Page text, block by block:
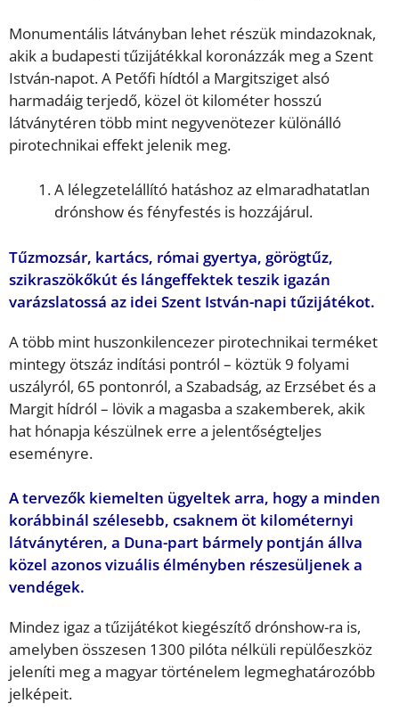
Monumentális látványban lehet részük mindazoknak,
akik a budapesti tűzijátékkal koronázzák meg a Szent
István-napot. A Petőfi hídtól a Margitsziget alsó
harmadáig terjedő, közel öt kilométer hosszú
látványtéren több mint negyvenötezer különálló
pirotechnikai effekt jelenik meg.
A lélegzetelállító hatáshoz az elmaradhatatlan
drónshow és fényfestés is hozzájárul.
Tűzmozsár, kartács, római gyertya, görögtűz,
szikraszökőkút és lángeffektek teszik igazán
varázslatossá az idei Szent István-napi tűzijátékot.
A több mint huszonkilencezer pirotechnikai terméket
mintegy ötszáz indítási pontról – köztük 9 folyami
uszályról, 65 pontonról, a Szabadság, az Erzsébet és a
Margit hídról – lövik a magasba a szakemberek, akik
hat hónapja készülnek erre a jelentőségteljes
eseményre.
A tervezők kiemelten ügyeltek arra, hogy a minden
korábbinál szélesebb, csaknem öt kilométernyi
látványtéren, a Duna-part bármely pontján állva
közel azonos vizuális élményben részesüljenek a
vendégek.
Mindez igaz a tűzijátékot kiegészítő drónshow-ra is,
amelyben összesen 1300 pilóta nélküli repülőeszköz
jeleníti meg a magyar történelem legmeghatározóbb
jelképeit.